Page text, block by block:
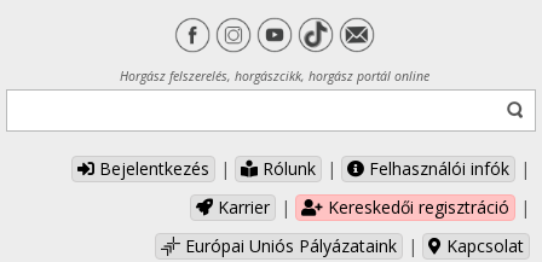
Horgász felszerelés, horgászcikk, horgász portál online
Bejelentkezés | Rólunk | Felhasználói infók
|
Karrier
| Kereskedői regisztráció
|
Európai Uniós Pályázataink
| Kapcsolat